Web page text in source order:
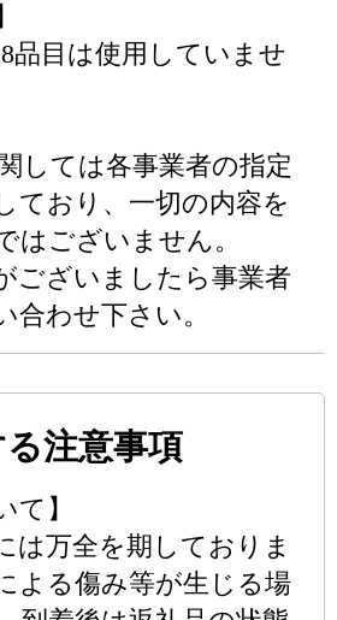
品目は使用していませ
しては各事業者の指定
ており、一切の内容を
はございません。
ございましたら事業者
合わせ下さい。
注意事項
て】
は万全を期しておりま
よる傷み等が生じる場